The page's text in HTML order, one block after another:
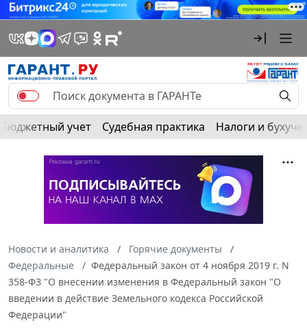
Бюджетный учет Судебная практика Налоги и
Новости и аналитика
Горячие документы
Федеральные
Федеральный закон от 4 ноября 2019 г. N
358-ФЗ "О внесении изменения в Федеральный закон "О
введении в действие Земельного кодекса Российской
Федерации"